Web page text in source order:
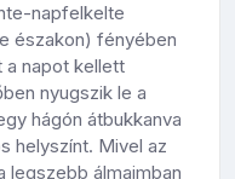
napfelkelte
északon) fényében
napot kellett
nyugszik le a
hágón átbukkanva
helyszínt. Mivel az
legszebb álmaimban